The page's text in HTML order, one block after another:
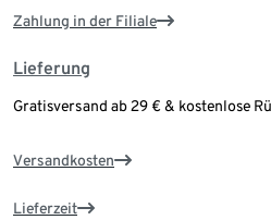
Zahlung in der Filiale
Lieferung
Gratisversand ab 29 € & kostenlose
Versandkosten
Lieferzeit